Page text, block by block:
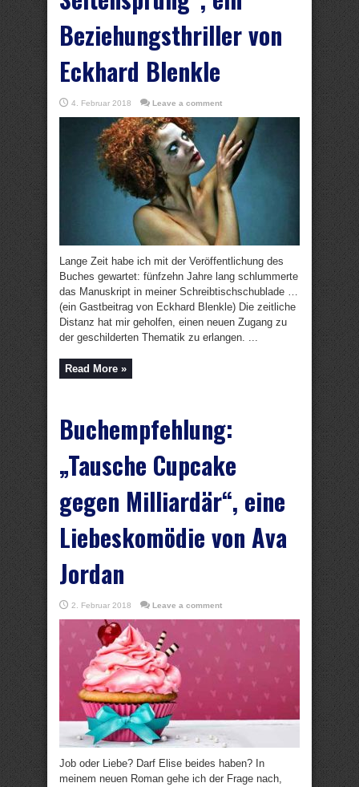
Beziehungsthriller von
Eckhard Blenkle
4. Februar 2018 Leave a comment
Lange Zeit habe ich mit der Veröffentlichung des
Buches gewartet: fünfzehn Jahre lang schlummerte
das Manuskript in meiner Schreibtischschublade …
(ein Gastbeitrag von Eckhard Blenkle) Die zeitliche
Distanz hat mir geholfen, einen neuen Zugang zu
der geschilderten Thematik zu erlangen. ...
Read More »
Buchempfehlung:
„Tausche Cupcake
gegen Milliardär“, eine
Liebeskomödie von Ava
Jordan
2. Februar 2018 Leave a comment
Job oder Liebe? Darf Elise beides haben? In
meinem neuen Roman gehe ich der Frage nach,